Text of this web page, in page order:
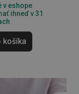
v eshope
ihneď v 31
košíka